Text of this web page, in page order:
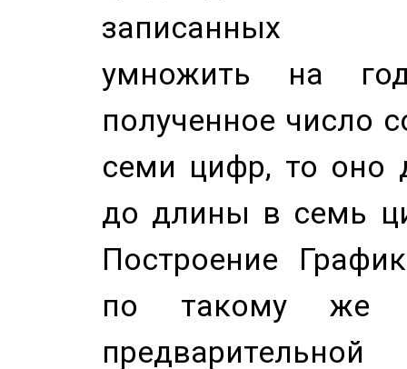
записанных
умножить на
полученное число
семи цифр, то оно
до длины в семь
Построение
по такому же